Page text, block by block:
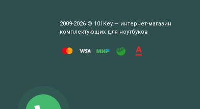
2009-2026 © 101Key — интернет-магазин
комплектующих для ноутбуков